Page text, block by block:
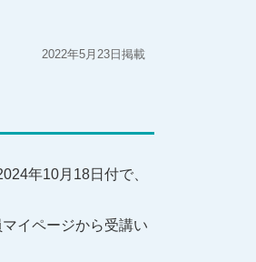
2022年5月23日掲載
年10月18日付で、
イページから受講い